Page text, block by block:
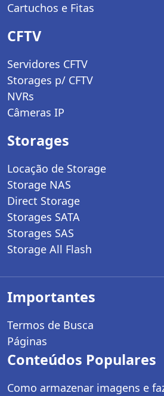
Cartuchos e Fitas
CFTV
Servidores CFTV
Storages p/ CFTV
NVRs
Câmeras IP
Storages
Locação de Storage
Storage NAS
Direct Storage
Storages SATA
Storages SAS
Storage All Flash
Importantes
Termos de Busca
Páginas
Conteúdos Populares
Como armazenar imagens e